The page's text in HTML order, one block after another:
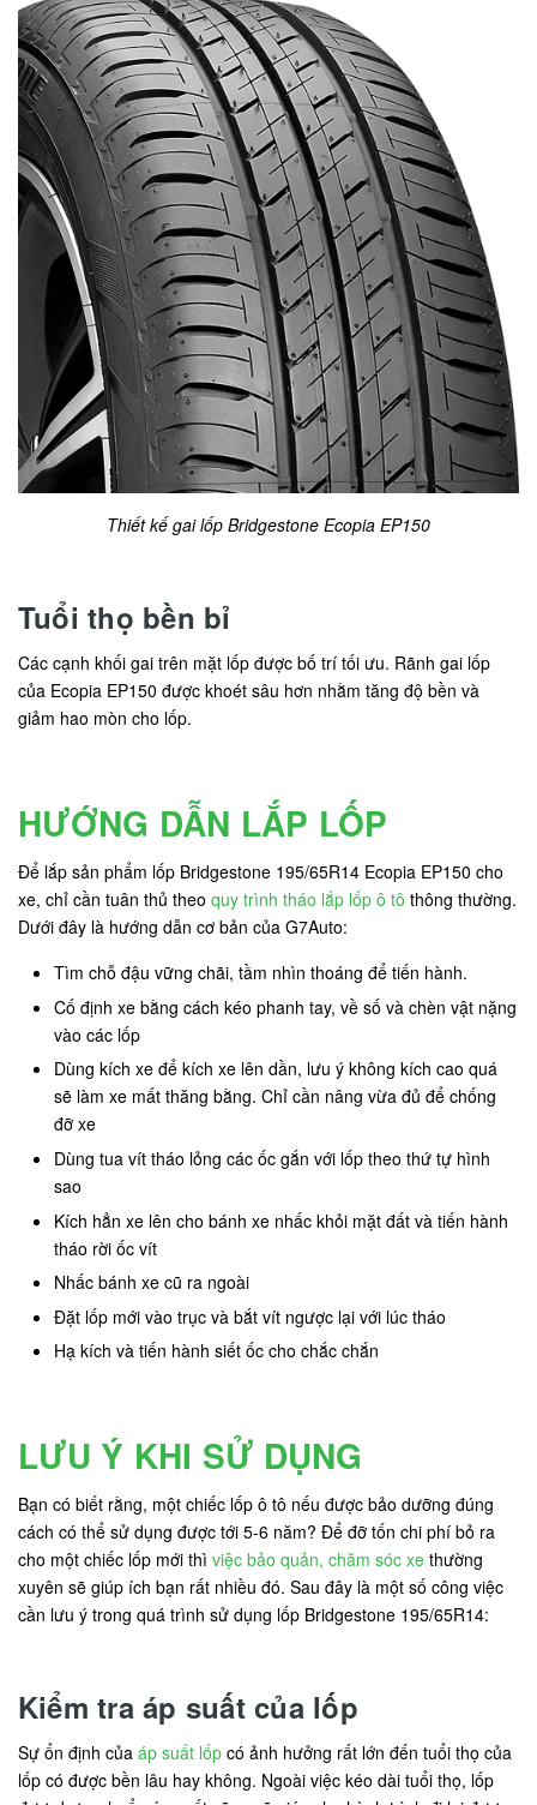
Thiết kế gai lốp Bridgestone Ecopia EP150
Tuổi thọ bền bỉ
Các cạnh khối gai trên mặt lốp được bố trí tối ưu. Rãnh gai lốp
của Ecopia EP150 được khoét sâu hơn nhằm tăng độ bền và
giảm hao mòn cho lốp.
HƯỚNG DẪN LẮP LỐP
Để lắp sản phẩm lốp Bridgestone 195/65R14 Ecopia EP150 cho
xe, chỉ cần tuân thủ theo quy trình tháo lắp lốp ô tô thông thường.
Dưới đây là hướng dẫn cơ bản của G7Auto:
Tìm chỗ đậu vững chãi, tầm nhìn thoáng để tiến hành.
Cố định xe bằng cách kéo phanh tay, về số và chèn vật nặng
vào các lốp
Dùng kích xe để kích xe lên dần, lưu ý không kích cao quá
sẽ làm xe mất thăng bằng. Chỉ cần nâng vừa đủ để chống
đỡ xe
Dùng tua vít tháo lỏng các ốc gắn với lốp theo thứ tự hình
sao
Kích hẳn xe lên cho bánh xe nhấc khỏi mặt đất và tiến hành
tháo rời ốc vít
Nhấc bánh xe cũ ra ngoài
Đặt lốp mới vào trục và bắt vít ngược lại với lúc tháo
Hạ kích và tiến hành siết ốc cho chắc chắn
LƯU Ý KHI SỬ DỤNG
Bạn có biết rằng, một chiếc lốp ô tô nếu được bảo dưỡng đúng
cách có thể sử dụng được tới 5-6 năm? Để đỡ tốn chi phí bỏ ra
cho một chiếc lốp mới thì việc bảo quản, chăm sóc xe thường
xuyên sẽ giúp ích bạn rất nhiều đó. Sau đây là một số công việc
cần lưu ý trong quá trình sử dụng lốp Bridgestone 195/65R14:
Kiểm tra áp suất của lốp
Sự ổn định của áp suất lốp có ảnh hưởng rất lớn đến tuổi thọ của
lốp có được bền lâu hay không. Ngoài việc kéo dài tuổi thọ, lốp